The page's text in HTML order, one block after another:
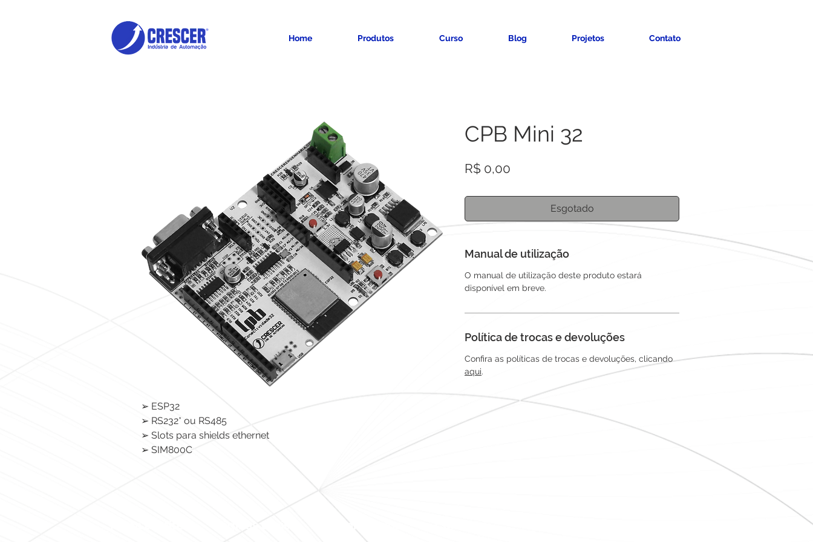
Home Produtos Curso Blog Projetos Contato
➢ ESP32
➢ RS232* ou RS485
➢ Slots para shields ethernet
➢ SIM800C
CPB Mini 32
R$ 0,00
Esgotado
Manual de utilização
O manual de utilização deste produto estará
disponível em breve.
Política de trocas e devoluções
Confira as políticas de trocas e devoluções, clicando
aqui.
Conteúdos